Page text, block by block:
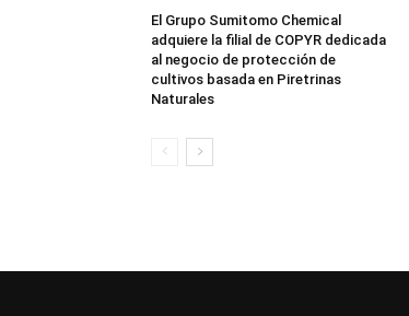
El Grupo Sumitomo Chemical
adquiere la filial de COPYR dedicada
al negocio de protección de
cultivos basada en Piretrinas
Naturales